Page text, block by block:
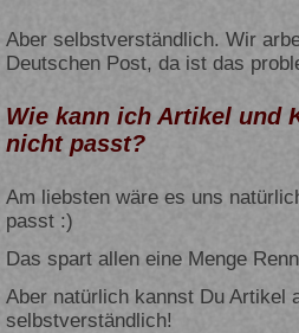
Aber selbstverständlich. Wir
Deutschen Post, da ist das
Wie kann ich Artikel und
nicht passt?
Am liebsten wäre es uns
passt :)
Das spart allen eine Menge
Aber natürlich kannst Du Artikel
selbstverständlich!